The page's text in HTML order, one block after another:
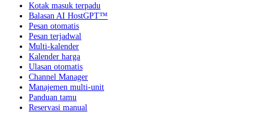
Kotak masuk terpadu
Balasan AI HostGPT™
Pesan otomatis
Pesan terjadwal
Multi-kalender
Kalender harga
Ulasan otomatis
Channel Manager
Manajemen multi-unit
Panduan tamu
Reservasi manual